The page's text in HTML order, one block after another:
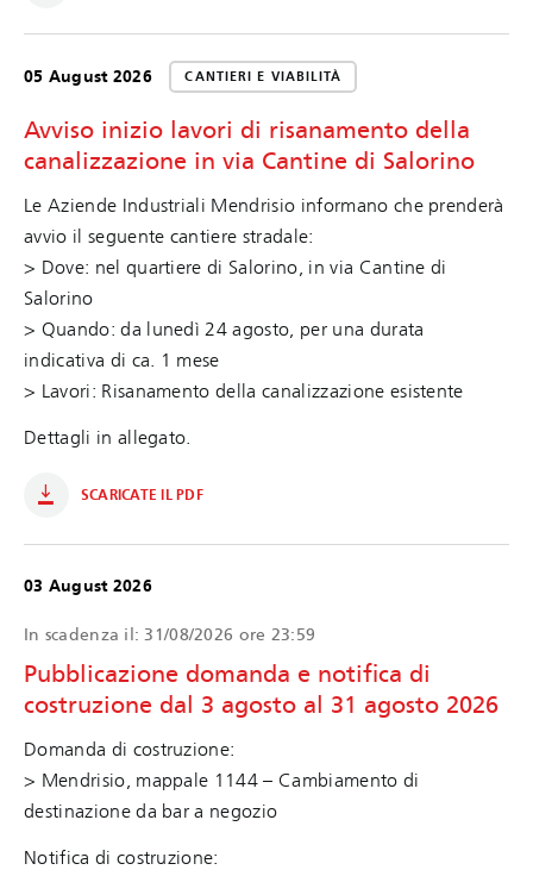
05 August 2026 CANTIERI E VIABILITÀ
Avviso inizio lavori di risanamento della
canalizzazione in via Cantine di Salorino
Le Aziende Industriali Mendrisio informano che prenderà
avvio il seguente cantiere stradale:
> Dove: nel quartiere di Salorino, in via Cantine di
Salorino
> Quando: da lunedì 24 agosto, per una durata
indicativa di ca. 1 mese
> Lavori: Risanamento della canalizzazione esistente
Dettagli in allegato.
SCARICATE IL PDF
03 August 2026
In scadenza il:31/08/2026 ore 23:59
Pubblicazione domanda e notifica di
costruzione dal 3 agosto al 31 agosto 2026
Domanda di costruzione:
> Mendrisio, mappale 1144 – Cambiamento di
destinazione da bar a negozio
Notifica di costruzione: